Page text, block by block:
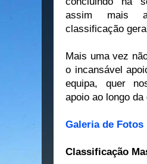
assim mais
classificação
Mais uma vez
o incansável
equipa, quer
apoio ao longo da
Galeria de Fotos
Classificação